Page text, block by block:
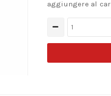
aggiungere al
Sgorbia